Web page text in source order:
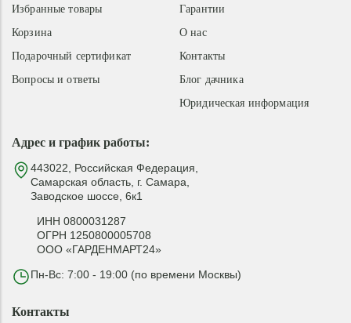
Адрес и график работы:
443022, Российская Федерация,
Самарская область, г. Самара,
Заводское шоссе, 6к1
ИНН 0800031287
ОГРН 1250800005708
ООО «ГАРДЕНМАРТ24»
Пн-Вс: 7:00 - 19:00 (по времени Москвы)
Гарантии
О нас
Контакты
Блог дачника
Юридическая информация
Избранные товары
Корзина
Подарочный сертификат
Вопросы и ответы
Контакты